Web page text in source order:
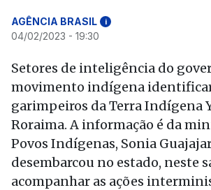
AGÊNCIA BRASIL i
04/02/2023 - 19:30
Setores de inteligência do
movimento indígena
garimpeiros da Terra Indígena
Roraima. A informação é da
Povos Indígenas, Sonia
desembarcou no estado, neste
acompanhar as ações